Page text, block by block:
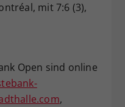
mit 7:6 (3),
Open sind online
,